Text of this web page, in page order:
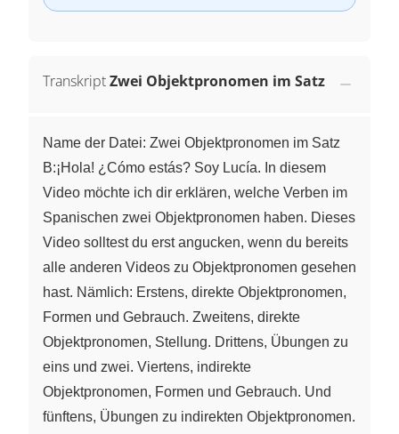
TranskriptZwei Objektpronomen im Satz
Name der Datei: Zwei Objektpronomen im Satz
B:¡Hola! ¿Cómo estás? Soy Lucía. In diesem
Video möchte ich dir erklären, welche Verben im
Spanischen zwei Objektpronomen haben. Dieses
Video solltest du erst angucken, wenn du bereits
alle anderen Videos zu Objektpronomen gesehen
hast. Nämlich: Erstens, direkte Objektpronomen,
Formen und Gebrauch. Zweitens, direkte
Objektpronomen, Stellung. Drittens, Übungen zu
eins und zwei. Viertens, indirekte
Objektpronomen, Formen und Gebrauch. Und
fünftens, Übungen zu indirekten Objektpronomen.